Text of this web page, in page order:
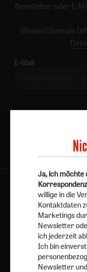
Newsletter oder E-
Weiterführende
E-Mail
AGB und
Vertrag
Ja, ich möchte
willige in die
Kontaktdaten
Marketings
Newsletter
ich jederzeit
Ich bin
Newsletter